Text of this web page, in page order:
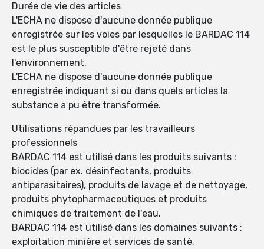
Durée de vie des articles
L'ECHA ne dispose d'aucune donnée publique
enregistrée sur les voies par lesquelles le BARDAC 114
est le plus susceptible d'être rejeté dans
l'environnement.
L'ECHA ne dispose d'aucune donnée publique
enregistrée indiquant si ou dans quels articles la
substance a pu être transformée.
Utilisations répandues par les travailleurs
professionnels
BARDAC 114 est utilisé dans les produits suivants :
biocides (par ex. désinfectants, produits
antiparasitaires), produits de lavage et de nettoyage,
produits phytopharmaceutiques et produits
chimiques de traitement de l'eau.
BARDAC 114 est utilisé dans les domaines suivants :
exploitation minière et services de santé.